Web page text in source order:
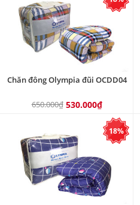
Chăn đông Olympia đũi OCDD04
650.000₫ 530.000₫
18%